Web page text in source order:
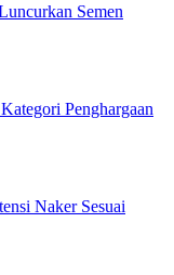
Semen
Penghargaan
Naker Sesuai